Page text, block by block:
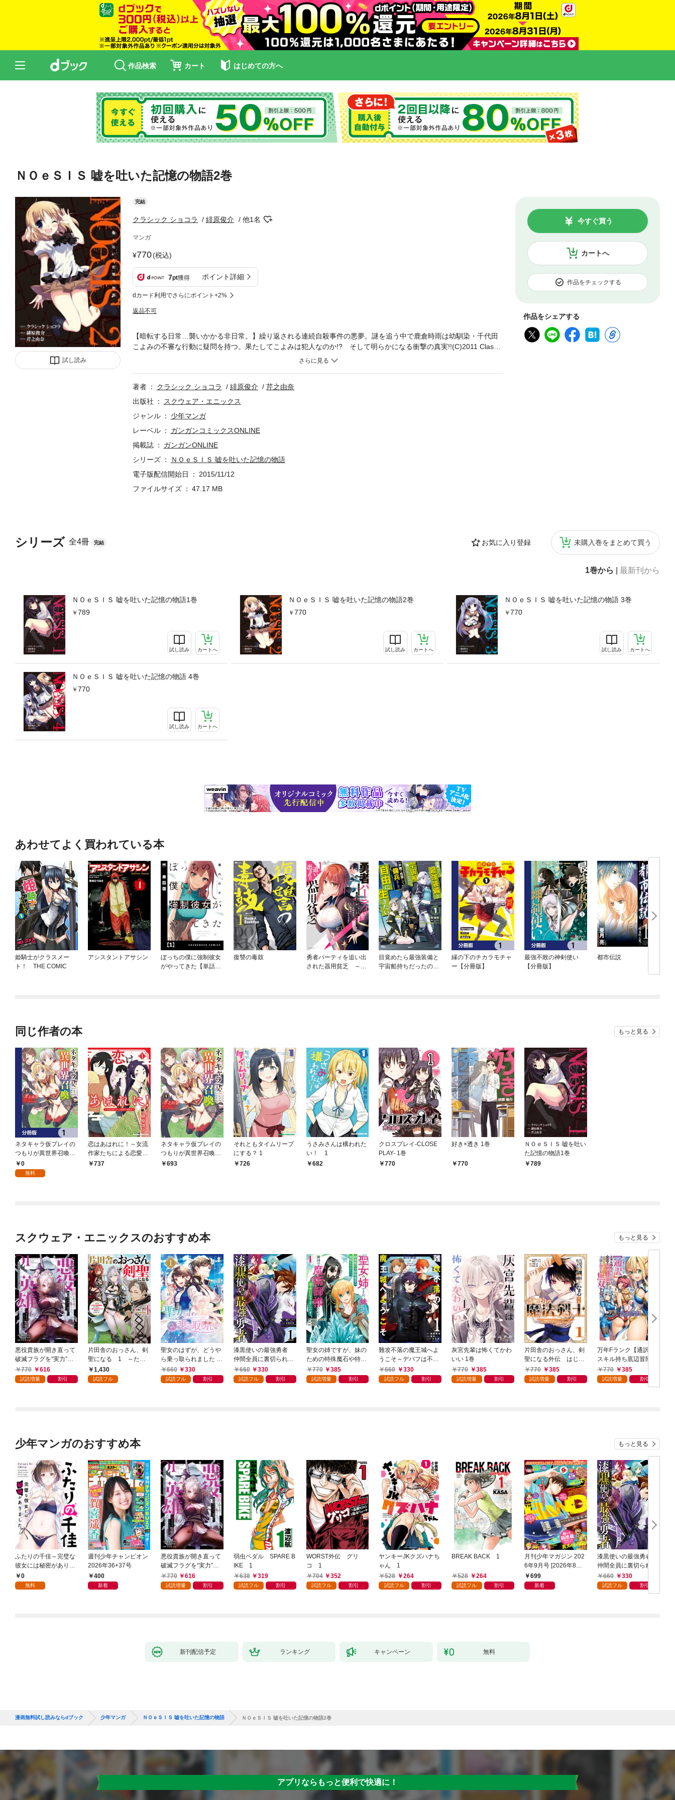
作品検索 カート はじめての方へ
ＮＯｅＳＩＳ 嘘を吐いた記憶の物語2巻
試し読み
完結
クラシック ショコラ 緋原俊介 他1名
マンガ
770(税込)
7pt獲得 ポイント詳細
dカード利用でさらにポイント+2%
返品不可
カートへ
今すぐ買う
作品をチェックする
作品をシェアする
シリーズ 全4冊 完結 お気に入り登録 未購入巻をまとめて買う
1巻から 最新刊から
ＮＯｅＳＩＳ 嘘を吐いた記憶の物語1巻
789
試し読み カートへ
ＮＯｅＳＩＳ 嘘を吐いた記憶の物語2巻
770
試し読み カートへ
ＮＯｅＳＩＳ 嘘を吐いた記憶の物語 3巻
770
試し読み カートへ
ＮＯｅＳＩＳ 嘘を吐いた記憶の物語 4巻
770
試し読み カートへ
【暗転する日常…襲いかかる非日常。】繰り返される連続自殺事件の悪夢。謎を追う中で鹿倉時雨は幼馴染・千代田
こよみの不審な行動に疑問を持つ。果たしてこよみは犯人なのか!? そして明らかになる衝撃の真実!!(C)2011 Classic
Chocolat (C)2013 Shunsuke Hibaru (C)2013 Yuna Serino
著者 クラシック ショコラ 緋原俊介
芹之由奈
出版社
スクウェア・エニックス
ジャンル
少年マンガ
レーベル
ガンガンコミックスONLINE
掲載誌
ガンガンONLINE
シリーズ
ＮＯｅＳＩＳ 嘘を吐いた記憶の物語
電子版配信開始日
2015/11/12
ファイルサイズ
47.17 MB
あわせてよく買われている本
姫騎士がクラスメー
ト！ THE COMIC
アシスタントアサシン
ぼっちの僕に強制彼女
がやってきた【単話
復讐の毒鼓
勇者パーティを追い出
された器用貧乏 ～パ
目覚めたら最強装備と
宇宙船持ちだったの
縁の下のチカラモチャ
ー【分冊版】
最強不敗の神剣使い
【分冊版】
都市伝説
同じ作者の本 もっと見る
ネタキャラ仮プレイの
つもりが異世界召喚
【分冊版】 1
0
無料
恋はあはれに！～女流
作家たちによる恋愛代
理戦争～ 1
737
ネタキャラ仮プレイの
つもりが異世界召喚
1 693
それともタイムリープ
にする？ 1
726
うさみさんは構われた
い！ 1
682
クロスプレイ-CLOSE
PLAY- 1巻
770
好き×透き 1巻
770
ＮＯｅＳＩＳ 嘘を吐い
た記憶の物語1巻
789
スクウェア・エニックスのおすすめ本 もっと見る
悪役貴族が開き直って
破滅フラグを“実力”で
叩き折っていたら、い
つの間にかヒロイン達
770 616
試読増量 割引
片田舎のおっさん、剣
聖になる 1 ～ただ
の田舎の剣術師範だっ
たのに、大成した弟子
1,430
試読フル
聖女のはずが、どうや
ら乗っ取られました 1
巻660 330
試読フル 割引
漆黒使いの最強勇者
仲間全員に裏切られた
ので最強の魔物と組み
ます 1巻
660 330
試読フル 割引
聖女の姉ですが、妹の
ための特殊魔石や特殊
薬草の採取をやめた
ら、隣国の魔術師様の
770 385
試読増量 割引
難攻不落の魔王城へよ
うこそ～デバフは不要
と勇者パーティーを追
い出された黒魔導士、
660 330
試読フル 割引
灰宮先輩は怖くてかわ
いい 1巻
770
385
試読増量 割引
片田舎のおっさん、剣
聖になる外伝 はじま
りの魔法剣士 1巻
770 385
試読増量 割引
万年Fランク【通訳】
スキル持ち底辺冒険
者、異種族の最強美少
女たちとパーティーを
組んで才能に開花し無
770 385
試読増量 割引
少年マンガのおすすめ本 もっと見る
ふたりの千佳～完璧な
彼女には秘密がありま
した(1)
0
無料
週刊少年チャンピオン
2026年36+37号
400
新着
悪役貴族が開き直って
破滅フラグを“実力”で
叩き折っていたら、い
つの間にかヒロイン達
770 616
試読増量 割引
弱虫ペダル SPARE B
IKE 1
638
319
試読フル 割引
WORST外伝 グリ
コ 1
704
352
試読フル 割引
ヤンキーJKクズハナち
ゃん 1
528
264
試読フル 割引
BREAK BACK 1
528 264
試読フル 割引
月刊少年マガジン 202
6年9月号 [2026年8月6
日発売]
699
新着
漆黒使いの最強勇者
仲間全員に裏切られた
ので最強の魔物と組み
ます 1巻
660 330
試読フル 割引
新刊配信予定 ランキング キャンペーン 無料
漫画無料試し読みならdブック 少年マンガ ＮＯｅＳＩＳ 嘘を吐いた記憶の物語 ＮＯｅＳＩＳ 嘘を吐いた記憶の物語2巻
アプリならもっと便利で快適に！